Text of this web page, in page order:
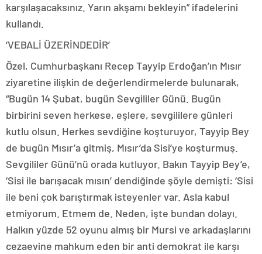
karşılaşacaksınız. Yarın akşamı bekleyin” ifadelerini
kullandı.
‘VEBALİ ÜZERİNDEDİR’
Özel, Cumhurbaşkanı Recep Tayyip Erdoğan’ın Mısır
ziyaretine ilişkin de değerlendirmelerde bulunarak,
“Bugün 14 Şubat, bugün Sevgililer Günü. Bugün
birbirini seven herkese, eşlere, sevgililere günleri
kutlu olsun. Herkes sevdiğine koşturuyor, Tayyip Bey
de bugün Mısır’a gitmiş, Mısır’da Sisi’ye koşturmuş.
Sevgililer Günü’nü orada kutluyor. Bakın Tayyip Bey’e,
‘Sisi ile barışacak mısın’ dendiğinde şöyle demişti: ‘Sisi
ile beni çok barıştırmak isteyenler var. Asla kabul
etmiyorum. Etmem de. Neden, işte bundan dolayı.
Halkın yüzde 52 oyunu almış bir Mursi ve arkadaşlarını
cezaevine mahkum eden bir anti demokrat ile karşı